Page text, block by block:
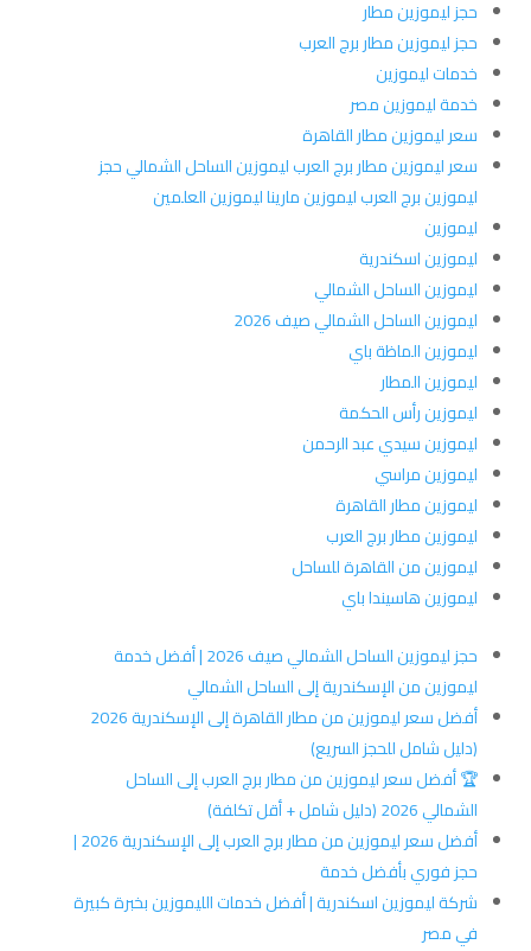
حجز ليموزين مطار
حجز ليموزين مطار برج العرب
خدمات ليموزين
خدمة ليموزين مصر
سعر ليموزين مطار القاهرة
سعر ليموزين مطار برج العرب ليموزين الساحل الشمالي حجز
ليموزين برج العرب ليموزين مارينا ليموزين العلمين
ليموزين
ليموزين اسكندرية
ليموزين الساحل الشمالي
ليموزين الساحل الشمالي صيف 2026
ليموزين الماظة باي
ليموزين المطار
ليموزين رأس الحكمة
ليموزين سيدي عبد الرحمن
ليموزين مراسي
ليموزين مطار القاهرة
ليموزين مطار برج العرب
ليموزين من القاهرة للساحل
ليموزين هاسيندا باي
حجز ليموزين الساحل الشمالي صيف 2026 | أفضل خدمة
ليموزين من الإسكندرية إلى الساحل الشمالي
أفضل سعر ليموزين من مطار القاهرة إلى الإسكندرية 2026
(دليل شامل للحجز السريع)
🏆 أفضل سعر ليموزين من مطار برج العرب إلى الساحل
الشمالي 2026 (دليل شامل + أقل تكلفة)
أفضل سعر ليموزين من مطار برج العرب إلى الإسكندرية 2026 |
حجز فوري بأفضل خدمة
شركة ليموزين اسكندرية | أفضل خدمات الليموزين بخبرة كبيرة
في مصر